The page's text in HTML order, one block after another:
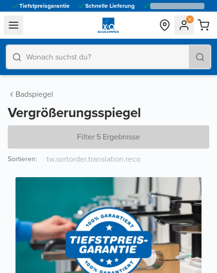
Tiefstpreisgarantie Schnelle Lieferung
general.navigation.toggle_menu.label
Badspiegel
Vergrößerungsspiegel
Filter 5 Ergebnisse
Sortieren: